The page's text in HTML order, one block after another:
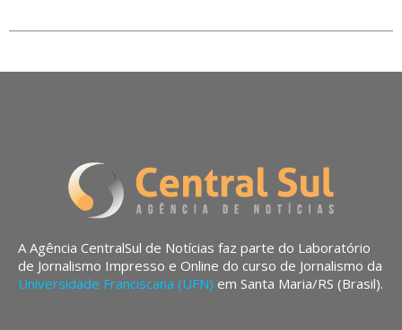
A Agência CentralSul de Notícias faz parte do Laboratório
de Jornalismo Impresso e Online do curso de Jornalismo da
Universidade Franciscana (UFN) em Santa Maria/RS (Brasil).